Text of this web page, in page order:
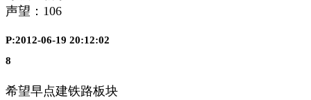
声望： 106
P:2012-06-19 20:12:02
8
希望早点建铁路板块